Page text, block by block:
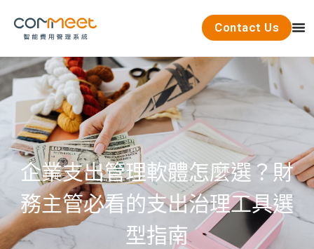
Contact Us
企業支出管理軟體怎麼選？財
務主管必看的支出治理工具選
型指南